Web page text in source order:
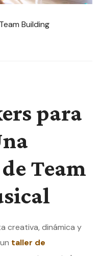
Team Building
para
Team
creativa, dinámica y
taller de